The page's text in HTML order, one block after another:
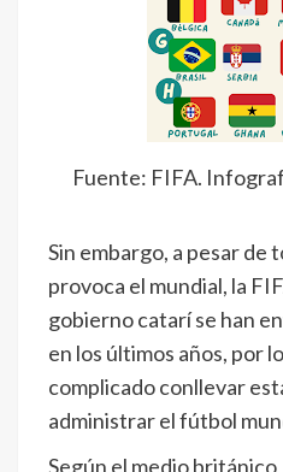
Fuente: FIFA.
Sin embargo, a pesar de
provoca el mundial, la
gobierno catarí se han
en los últimos años, por
complicado conllevar
administrar el fútbol
Según el medio